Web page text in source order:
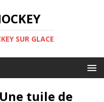
SUR GLACE
tuile de